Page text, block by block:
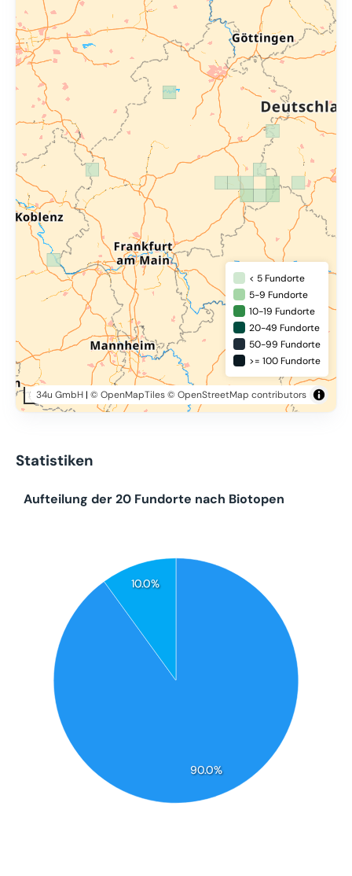
50 km
34u GmbH| © OpenMapTiles© OpenStreetMap contributors
< 5 Fundorte
5-9 Fundorte
10-19 Fundorte
20-49 Fundorte
50-99 Fundorte
>= 100 Fundorte
Statistiken
90.0%
10.0%
Aufteilung der 20 Fundorte nach Biotopen